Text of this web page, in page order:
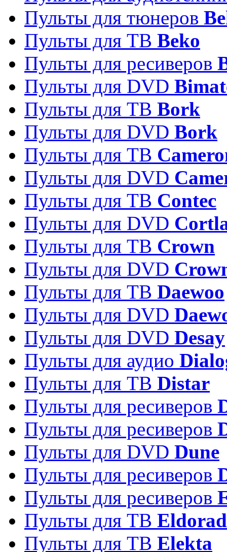
Пульты для тюнеров
Пульты для ТВ Beko
Пульты для ресиверов
Пульты для DVD
Пульты для ТВ Bork
Пульты для DVD Bork
Пульты для ТВ
Пульты для DVD
Пульты для ТВ Contec
Пульты для DVD
Пульты для ТВ Crown
Пульты для DVD
Пульты для ТВ Daewoo
Пульты для DVD
Пульты для DVD Desay
Пульты для аудио
Пульты для ТВ Distar
Пульты для ресиверов
Пульты для ресиверов
Пульты для DVD Dune
Пульты для ресиверов
Пульты для ресиверов
Пульты для ТВ
Пульты для ТВ Elekta